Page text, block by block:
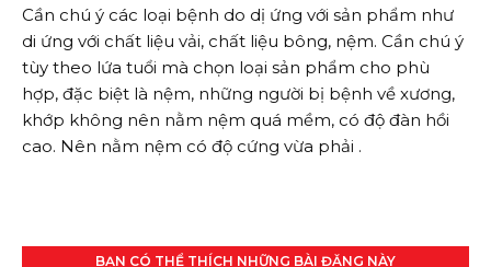
Cần chú ý các loại bệnh do dị ứng với sản phẩm như
di ứng với chất liệu vải, chất liệu bông, nệm. Cần chú ý
tùy theo lứa tuổi mà chọn loại sản phẩm cho phù
hợp, đặc biệt là nệm, những người bị bệnh về xương,
khớp không nên nằm nệm quá mềm, có độ đàn hồi
cao. Nên nằm nệm có độ cứng vừa phải .
BẠN CÓ THỂ THÍCH NHỮNG BÀI ĐĂNG NÀY